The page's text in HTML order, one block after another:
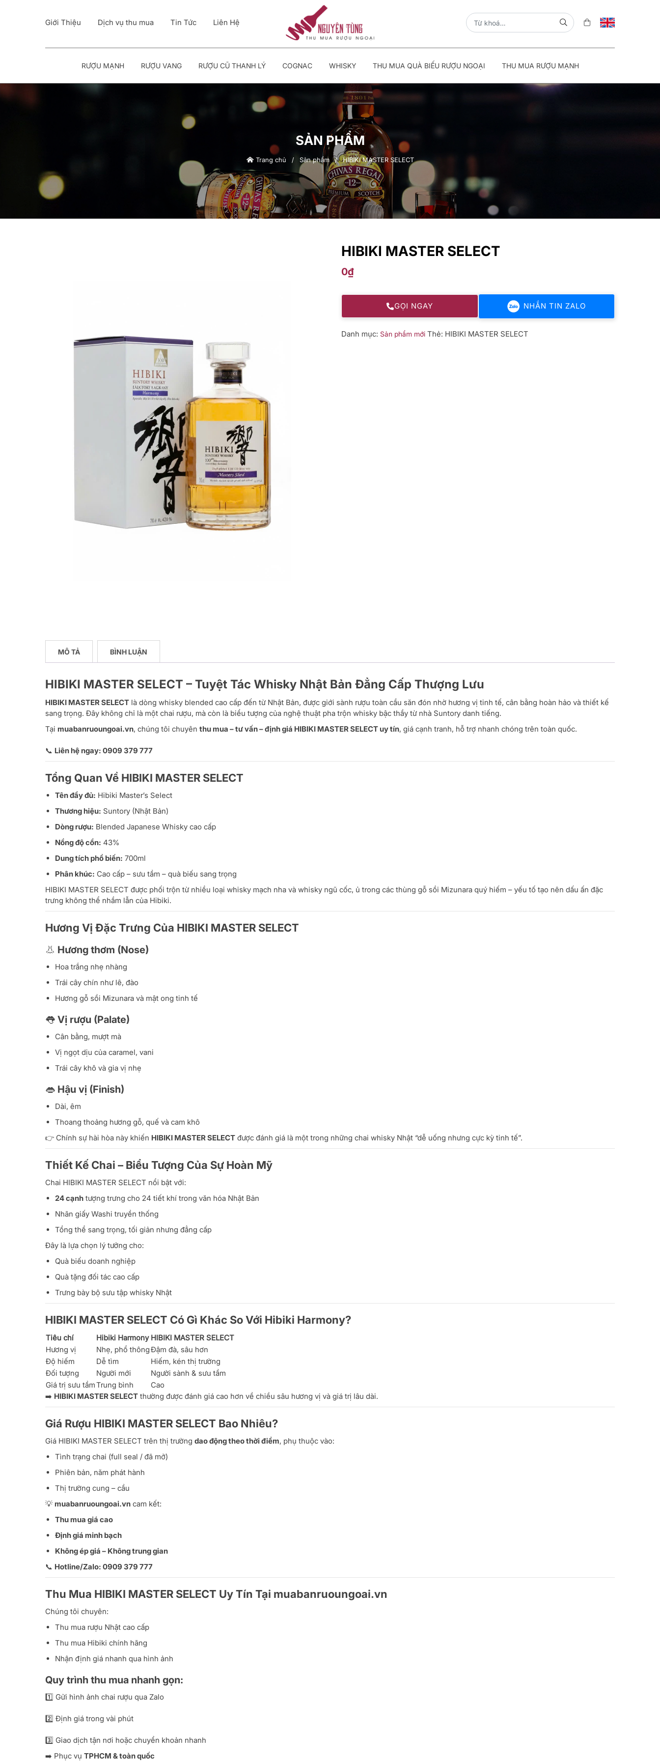
Giới Thiệu Dịch vụ thu mua Tin Tức Liên Hệ
RƯỢU MẠNH RƯỢU VANG RƯỢU CŨ THANH LÝ COGNAC WHISKY THU MUA QUÀ BIẾU RƯỢU NGOẠI THU MUA RƯỢU MẠNH
SẢN PHẨM
Trang chủ / Sản phẩm/HIBIKI MASTER SELECT
HIBIKI MASTER SELECT
0₫
GỌI NGAY NHẮN TIN ZALO
Danh mục:Sản phẩm mới Thẻ: HIBIKI MASTER SELECT
MÔ TẢ BÌNH LUẬN
HIBIKI MASTER SELECT – Tuyệt Tác Whisky Nhật Bản Đẳng Cấp Thượng Lưu
HIBIKI MASTER SELECT là dòng whisky blended cao cấp đến từ Nhật Bản, được giới sành rượu toàn cầu săn đón nhờ hương vị tinh tế, cân bằng hoàn hảo và thiết kế
sang trọng. Đây không chỉ là một chai rượu, mà còn là biểu tượng của nghệ thuật pha trộn whisky bậc thầy từ nhà Suntory danh tiếng.
Tại muabanruoungoai.vn, chúng tôi chuyên thu mua – tư vấn – định giá HIBIKI MASTER SELECT uy tín, giá cạnh tranh, hỗ trợ nhanh chóng trên toàn quốc.
📞 Liên hệ ngay: 0909 379 777
Tổng Quan Về HIBIKI MASTER SELECT
Tên đầy đủ: Hibiki Master’s Select
Thương hiệu: Suntory (Nhật Bản)
Dòng rượu: Blended Japanese Whisky cao cấp
Nồng độ cồn: 43%
Dung tích phổ biến: 700ml
Phân khúc: Cao cấp – sưu tầm – quà biếu sang trọng
HIBIKI MASTER SELECT được phối trộn từ nhiều loại whisky mạch nha và whisky ngũ cốc, ủ trong các thùng gỗ sồi Mizunara quý hiếm – yếu tố tạo nên dấu ấn đặc
trưng không thể nhầm lẫn của Hibiki.
Hương Vị Đặc Trưng Của HIBIKI MASTER SELECT
👃 Hương thơm (Nose)
Hoa trắng nhẹ nhàng
Trái cây chín như lê, đào
Hương gỗ sồi Mizunara và mật ong tinh tế
👅 Vị rượu (Palate)
Cân bằng, mượt mà
Vị ngọt dịu của caramel, vani
Trái cây khô và gia vị nhẹ
👄 Hậu vị (Finish)
Dài, êm
Thoang thoảng hương gỗ, quế và cam khô
👉 Chính sự hài hòa này khiến HIBIKI MASTER SELECT được đánh giá là một trong những chai whisky Nhật “dễ uống nhưng cực kỳ tinh tế”.
Thiết Kế Chai – Biểu Tượng Của Sự Hoàn Mỹ
Chai HIBIKI MASTER SELECT nổi bật với:
24 cạnh tượng trưng cho 24 tiết khí trong văn hóa Nhật Bản
Nhãn giấy Washi truyền thống
Tổng thể sang trọng, tối giản nhưng đẳng cấp
Đây là lựa chọn lý tưởng cho:
Quà biếu doanh nghiệp
Quà tặng đối tác cao cấp
Trưng bày bộ sưu tập whisky Nhật
HIBIKI MASTER SELECT Có Gì Khác So Với Hibiki Harmony?
Tiêu chí Hibiki Harmony HIBIKI MASTER SELECT
Hương vị
Nhẹ, phổ thôngĐậm đà, sâu hơn
Độ hiếm
Dễ tìm
Hiếm, kén thị trường
Đối tượng
Người mới
Người sành & sưu tầm
Giá trị sưu tầmTrung bình
Cao
➡️ HIBIKI MASTER SELECT thường được đánh giá cao hơn về chiều sâu hương vị và giá trị lâu dài.
Giá Rượu HIBIKI MASTER SELECT Bao Nhiêu?
Giá HIBIKI MASTER SELECT trên thị trường dao động theo thời điểm, phụ thuộc vào:
Tình trạng chai (full seal / đã mở)
Phiên bản, năm phát hành
Thị trường cung – cầu
💡 muabanruoungoai.vn cam kết:
Thu mua giá cao
Định giá minh bạch
Không ép giá – Không trung gian
📞 Hotline/Zalo: 0909 379 777
Thu Mua HIBIKI MASTER SELECT Uy Tín Tại muabanruoungoai.vn
Chúng tôi chuyên:
Thu mua rượu Nhật cao cấp
Thu mua Hibiki chính hãng
Nhận định giá nhanh qua hình ảnh
Quy trình thu mua nhanh gọn:
1️⃣ Gửi hình ảnh chai rượu qua Zalo
2️⃣ Định giá trong vài phút
3️⃣ Giao dịch tận nơi hoặc chuyển khoản nhanh
➡️ Phục vụ TPHCM & toàn quốc